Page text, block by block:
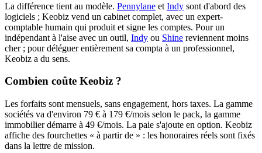
La différence tient au modèle. Pennylane et Indy sont d'abord des
logiciels ; Keobiz vend un cabinet complet, avec un expert-
comptable humain qui produit et signe les comptes. Pour un
indépendant à l'aise avec un outil, Indy ou Shine reviennent moins
cher ; pour déléguer entièrement sa compta à un professionnel,
Keobiz a du sens.
Combien coûte Keobiz ?
Les forfaits sont mensuels, sans engagement, hors taxes. La gamme
sociétés va d'environ 79 € à 179 €/mois selon le pack, la gamme
immobilier démarre à 49 €/mois. La paie s'ajoute en option. Keobiz
affiche des fourchettes « à partir de » : les honoraires réels sont fixés
dans la lettre de mission.